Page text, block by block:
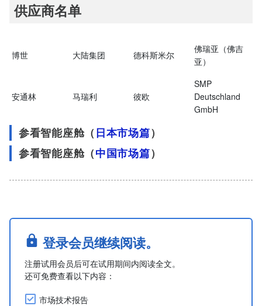
供应商名单
博世 大陆集团 德科斯米尔
佛瑞亚（佛吉
亚）
安通林 马瑞利 彼欧
SMP
Deutschland
GmbH
参看智能座舱（日本市场篇）
参看智能座舱（中国市场篇）
登录会员继续阅读。
注册试用会员后可在试用期间内阅读全文。
还可免费查看以下内容：
市场技术报告